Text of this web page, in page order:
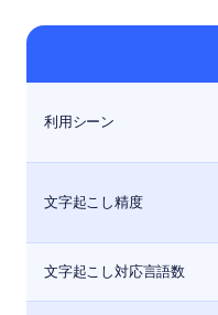
利用シーン
文字起こし精度
文字起こし対応言語数